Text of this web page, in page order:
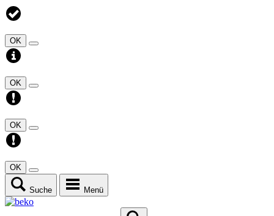
OK
OK
OK
OK
Suche Menü